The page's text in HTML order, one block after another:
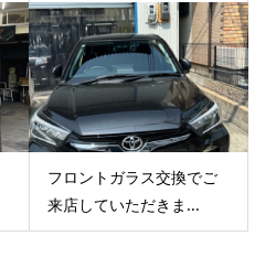
フロントガラス交換でご
来店していただきま...